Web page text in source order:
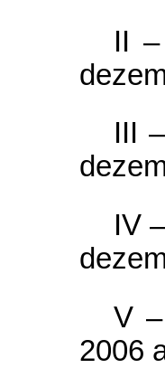
II
III
IV
V
2006